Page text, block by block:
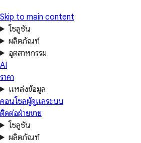
Skip to main content
โซลูชัน
ผลิตภัณฑ์
อุตสาหกรรม
AI
ราคา
แหล่งข้อมูล
คอนโซลผู้ดูแลระบบ
ติดต่อฝ่ายขาย
โซลูชัน
ผลิตภัณฑ์